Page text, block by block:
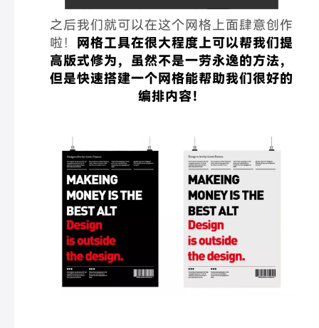
之后我们就可以在这个网格上面肆意创作
啦！
网格工具在很大程度上可以帮我们提
高版式修为，虽然不是一劳永逸的方法，
但是快速搭建一个网格能帮助我们很好的
编排内容！